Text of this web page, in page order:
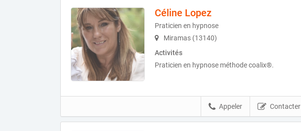
Céline Lopez
Praticien en hypnose
Miramas (13140)
Activités
Praticien en hypnose méthode coalix®.
Contacter
Appeler